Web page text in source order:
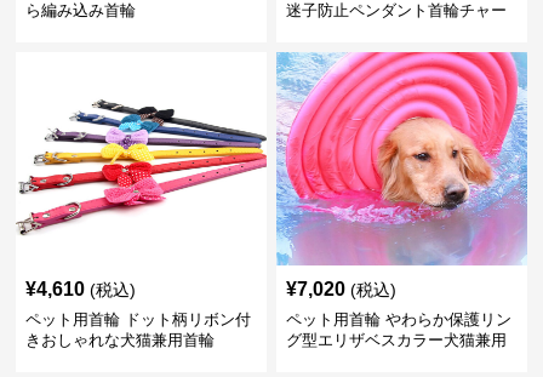
ら編み込み首輪
迷子防止ペンダント首輪チャー
¥4,610 (税込)
ペット用首輪 ドット柄リボン付
きおしゃれな犬猫兼用首輪
¥7,020 (税込)
ペット用首輪 やわらか保護リン
グ型エリザベスカラー犬猫兼用